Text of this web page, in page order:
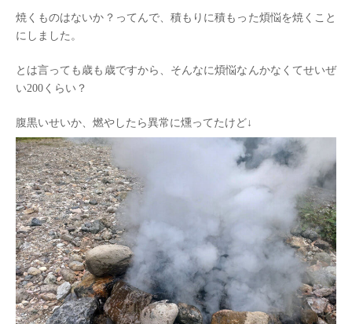
焼くものはないか？ってんで、積もりに積もった煩悩を焼くこと
にしました。
とは言っても歳も歳ですから、そんなに煩悩なんかなくてせいぜ
い200くらい？
腹黒いせいか、燃やしたら異常に燻ってたけど↓